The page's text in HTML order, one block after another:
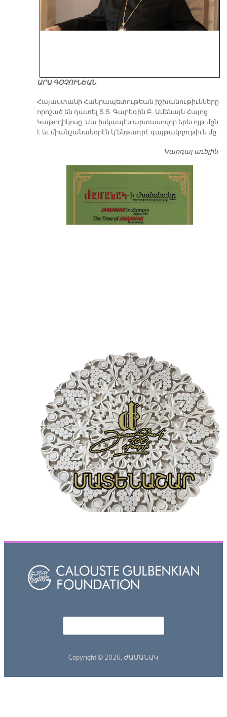
ԱՐԱ ԳՕՉՈՒՆԵԱՆ
​Հայաստանի Հանրապետութեան իշխանութիւնները
որոշած են դատել Տ.Տ. Գարեգին Բ. Ամենայն Հայոց
Կաթողիկոսը: Սա իսկապէս արտասովոր երեւոյթ մըն
է եւ միանշանակօրէն կ՚ենթադրէ գայթակղութիւն մը:
Կարդալ աւելին
Copyright © 2026, ԺԱՄԱՆԱԿ